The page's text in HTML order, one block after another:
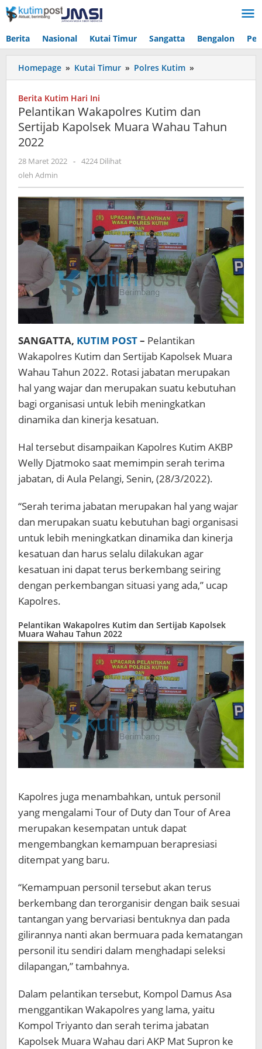
Lewati
ke
Berita Nasional Kutai Timur Sangatta Bengalon
Homepage » Kutai Timur » Polres Kutim »
Wakapolres
Sertijab
Kapolsek
Berita Kutim Hari Ini
Pelantikan Wakapolres Kutim dan
Sertijab Kapolsek Muara Wahau Tahun
2022
28 Maret 2022 oleh
- 4224 Dilihat
oleh Admin
SANGATTA, KUTIM POST– Pelantikan
Wakapolres Kutim dan Sertijab Kapolsek Muara
Wahau Tahun 2022. Rotasi jabatan merupakan
hal yang wajar dan merupakan suatu kebutuhan
bagi organisasi untuk lebih meningkatkan
dinamika dan kinerja kesatuan.
Hal tersebut disampaikan Kapolres Kutim AKBP
Welly Djatmoko saat memimpin serah terima
jabatan, di Aula Pelangi, Senin, (28/3/2022).
“Serah terima jabatan merupakan hal yang wajar
dan merupakan suatu kebutuhan bagi organisasi
untuk lebih meningkatkan dinamika dan kinerja
kesatuan dan harus selalu dilakukan agar
kesatuan ini dapat terus berkembang seiring
dengan perkembangan situasi yang ada,” ucap
Kapolres.
Pelantikan Wakapolres Kutim dan Sertijab Kapolsek
Muara Wahau Tahun 2022
Kapolres juga menambahkan, untuk personil
yang mengalami Tour of Duty dan Tour of Area
merupakan kesempatan untuk dapat
mengembangkan kemampuan berapresiasi
ditempat yang baru.
“Kemampuan personil tersebut akan terus
berkembang dan terorganisir dengan baik sesuai
tantangan yang bervariasi bentuknya dan pada
gilirannya nanti akan bermuara pada kematangan
personil itu sendiri dalam menghadapi seleksi
dilapangan,” tambahnya.
Dalam pelantikan tersebut, Kompol Damus Asa
menggantikan Wakapolres yang lama, yaitu
Kompol Triyanto dan serah terima jabatan
Kapolsek Muara Wahau dari AKP Mat Supron ke